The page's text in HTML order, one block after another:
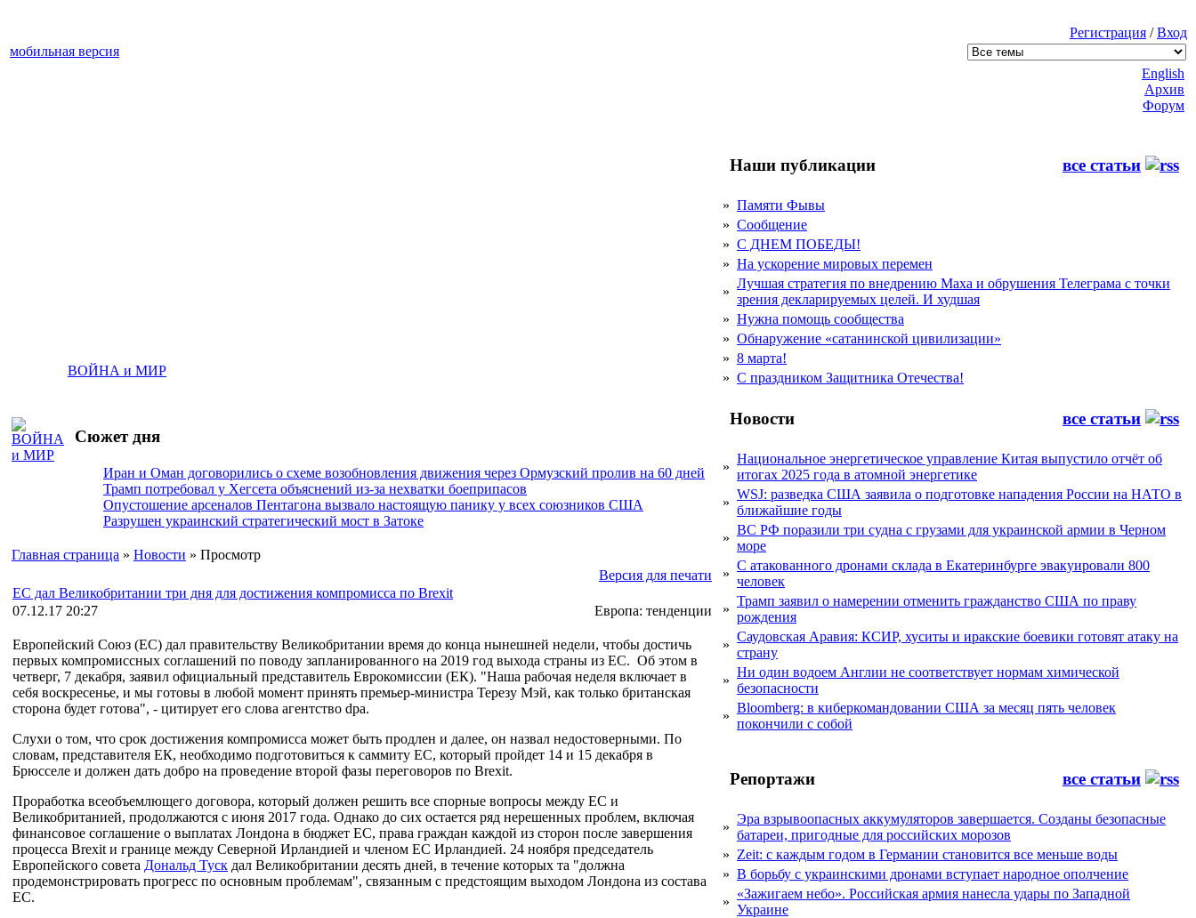
Регистрация /Вход
мобильная версия
ВОЙНА и МИР
Сюжет дня
Иран и Оман договорились о схеме возобновления движения через Ормузский пролив на 60 дней
Трамп потребовал у Хегсета объяснений из-за нехватки боеприпасов
Опустошение арсеналов Пентагона вызвало настоящую панику у всех союзников США
Разрушен украинский стратегический мост в Затоке
Главная страница » Новости » Просмотр
Версия для печати
ЕС дал Великобритании три дня для достижения компромисса по Brexit
07.12.17 20:27
Европа: тенденции
Европейский Союз (ЕС) дал правительству Великобритании время до конца нынешней недели, чтобы достичь
первых компромиссных соглашений по поводу запланированного на 2019 год выхода страны из ЕС. Об этом в
четверг, 7 декабря, заявил официальный представитель Еврокомиссии (ЕК). "Наша рабочая неделя включает в
себя воскресенье, и мы готовы в любой момент принять премьер-министра Терезу Мэй, как только британская
сторона будет готова", - цитирует его слова агентство dpa.
Слухи о том, что срок достижения компромисса может быть продлен и далее, он назвал недостоверными. По
словам, представителя ЕК, необходимо подготовиться к саммиту ЕС, который пройдет 14 и 15 декабря в
Брюсселе и должен дать добро на проведение второй фазы переговоров по Brexit.
Проработка всеобъемлющего договора, который должен решить все спорные вопросы между ЕС и
Великобританией, продолжаются с июня 2017 года. Однако до сих остается ряд нерешенных проблем, включая
финансовое соглашение о выплатах Лондона в бюджет ЕС, права граждан каждой из сторон после завершения
процесса Brexit и границе между Северной Ирландией и членом ЕС Ирландией. 24 ноября председатель
Европейского совета Дональд Туск дал Великобритании десять дней, в течение которых та "должна
продемонстрировать прогресс по основным проблемам", связанным с предстоящим выходом Лондона из состава
ЕС.
English
Архив
Форум
Наши публикации все статьи
» Памяти Фывы
» Сообщение
» С ДНЕМ ПОБЕДЫ!
» На ускорение мировых перемен
»
Лучшая стратегия по внедрению Маха и обрушения Телеграма с точки
зрения декларируемых целей. И худшая
» Нужна помощь сообщества
» Обнаружение «сатанинской цивилизации»
» 8 марта!
» С праздником Защитника Отечества!
Новости все статьи
»
Национальное энергетическое управление Китая выпустило отчёт об
итогах 2025 года в атомной энергетике
»
WSJ: разведка США заявила о подготовке нападения России на НАТО в
ближайшие годы
»
ВС РФ поразили три судна с грузами для украинской армии в Черном
море
»
С атакованного дронами склада в Екатеринбурге эвакуировали 800
человек
»
Трамп заявил о намерении отменить гражданство США по праву
рождения
»
Саудовская Аравия: КСИР, хуситы и иракские боевики готовят атаку на
страну
»
Ни один водоем Англии не соответствует нормам химической
безопасности
»
Bloomberg: в киберкомандовании США за месяц пять человек
покончили с собой
Репортажи все статьи
»
Эра взрывоопасных аккумуляторов завершается. Созданы безопасные
батареи, пригодные для российских морозов
» Zeit: с каждым годом в Германии становится все меньше воды
» В борьбу с украинскими дронами вступает народное ополчение
»
«Зажигаем небо». Российская армия нанесла удары по Западной
Украине